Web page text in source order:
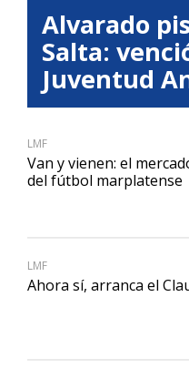
Alvarado
Salta:
Juventud
LMF
Van y vienen: el
del fútbol marplatense
LMF
Ahora sí, arranca el